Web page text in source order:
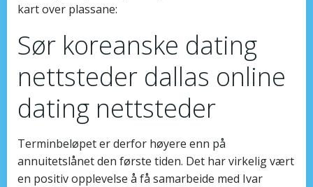
kart over plassane:
Sør koreanske dating
nettsteder dallas online
dating nettsteder
Terminbeløpet er derfor høyere enn på
annuitetslånet den første tiden. Det har virkelig vært
en positiv opplevelse å få samarbeide med Ivar